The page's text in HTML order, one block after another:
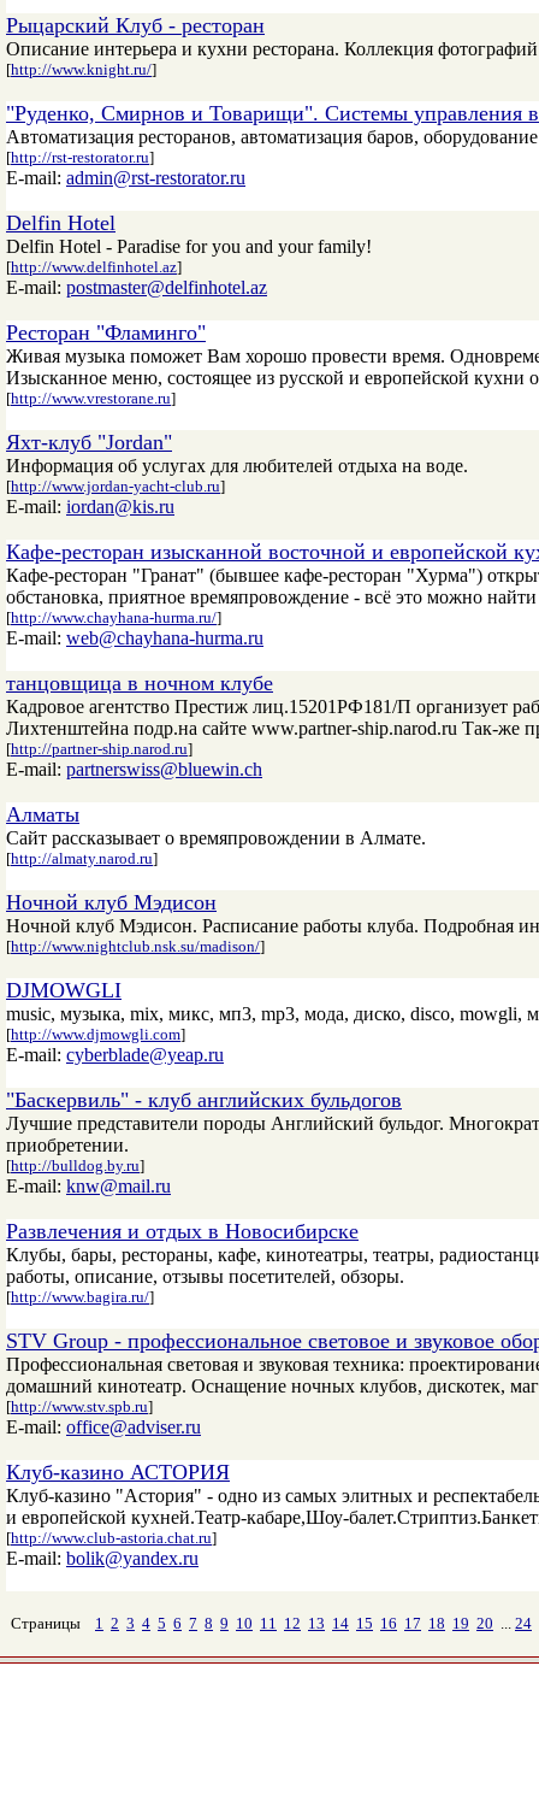
Рыцарский Клуб - ресторан
Описание интерьера и кухни ресторана. Коллекция фотографий
[http://www.knight.ru/]
"Руденко, Смирнов и Товарищи". Системы управления
Автоматизация ресторанов, автоматизация баров,
[http://rst-restorator.ru]
E-mail: admin@rst-restorator.ru
Delfin Hotel
Delfin Hotel - Paradise for you and your family!
[http://www.delfinhotel.az]
E-mail: postmaster@delfinhotel.az
Ресторан "Фламинго"
Живая музыка поможет Вам хорошо провести время.
Изысканное меню, состоящее из русской и европейской кухни
[http://www.vrestorane.ru]
Яхт-клуб "Jordan"
Информация об услугах для любителей отдыха на воде.
[http://www.jordan-yacht-club.ru]
E-mail: iordan@kis.ru
Кафе-ресторан изысканной восточной и европейской
Кафе-ресторан "Гранат" (бывшее кафе-ресторан "Хурма")
обстановка, приятное времяпровождение - всё это можно
[http://www.chayhana-hurma.ru/]
E-mail: web@chayhana-hurma.ru
танцовщица в ночном клубе
Кадровое агентство Престиж лиц.15201РФ181/П организует
Лихтенштейна подр.на сайте www.partner-ship.narod.ru Так-же
[http://partner-ship.narod.ru]
E-mail: partnerswiss@bluewin.ch
Алматы
Сайт рассказывает о времяпровождении в Алмате.
[http://almaty.narod.ru]
Ночной клуб Мэдисон
Ночной клуб Мэдисон. Расписание работы клуба. Подробная
[http://www.nightclub.nsk.su/madison/]
DJMOWGLI
music, музыка, mix, микс, мп3, mp3, мода, диско, disco, mowgli,
[http://www.djmowgli.com]
E-mail: cyberblade@yeap.ru
"Баскервиль" - клуб английских бульдогов
Лучшие представители породы Английский бульдог.
приобретении.
[http://bulldog.by.ru]
E-mail: knw@mail.ru
Развлечения и отдых в Новосибирске
Клубы, бары, рестораны, кафе, кинотеатры, театры,
работы, описание, отзывы посетителей, обзоры.
[http://www.bagira.ru/]
STV Group - профессиональное световое и звуковое
Профессиональная световая и звуковая техника:
домашний кинотеатр. Оснащение ночных клубов, дискотек,
[http://www.stv.spb.ru]
E-mail: office@adviser.ru
Клуб-казино АСТОРИЯ
Клуб-казино "Астория" - одно из самых элитных и
и европейской кухней.Театр-кабаре,Шоу-
[http://www.club-astoria.chat.ru]
E-mail: bolik@yandex.ru
Страницы 1 2 3 4 5 6 7 8 9 10 11 12 13 14 15 16 17 18 19 20 ... 24